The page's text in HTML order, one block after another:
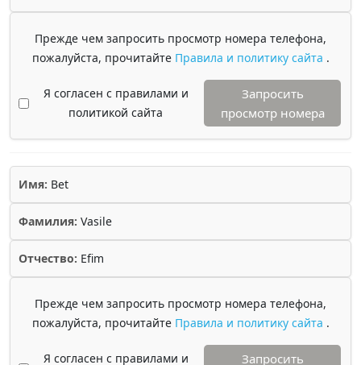
Прежде чем запросить просмотр номера телефона,
пожалуйста, прочитайте Правила и политику сайта .
Я согласен с правилами и
политикой сайта
Запросить
просмотр номера
Имя: Bet
Фамилия: Vasile
Отчество: Efim
Прежде чем запросить просмотр номера телефона,
пожалуйста, прочитайте Правила и политику сайта .
Я согласен с правилами и
Запросить